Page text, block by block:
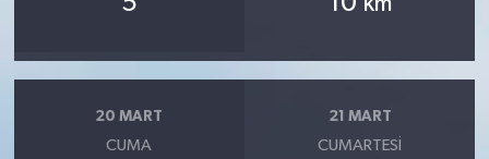
20 MART
CUMA
21 MART
CUMARTESI